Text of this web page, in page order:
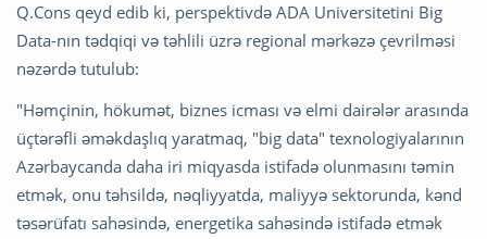
Q.Cons qeyd edib ki, perspektivdə ADA Universitetini Big
Data-nın tədqiqi və təhlili üzrə regional mərkəzə çevrilməsi
nəzərdə tutulub:
"Həmçinin, hökumət, biznes icması və elmi dairələr arasında
üçtərəfli əməkdaşlıq yaratmaq, "big data" texnologiyalarının
Azərbaycanda daha iri miqyasda istifadə olunmasını təmin
etmək, onu təhsildə, nəqliyyatda, maliyyə sektorunda, kənd
təsərüfatı sahəsində, energetika sahəsində istifadə etmək